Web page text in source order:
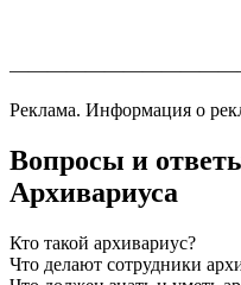
Реклама. Информация о
Вопросы и
Архивариуса
Кто такой архивариус?
Что делают сотрудники